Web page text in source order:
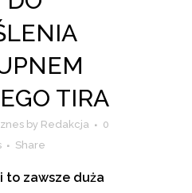
TIRA
by Redakcja
0
Share
to zawsze duża